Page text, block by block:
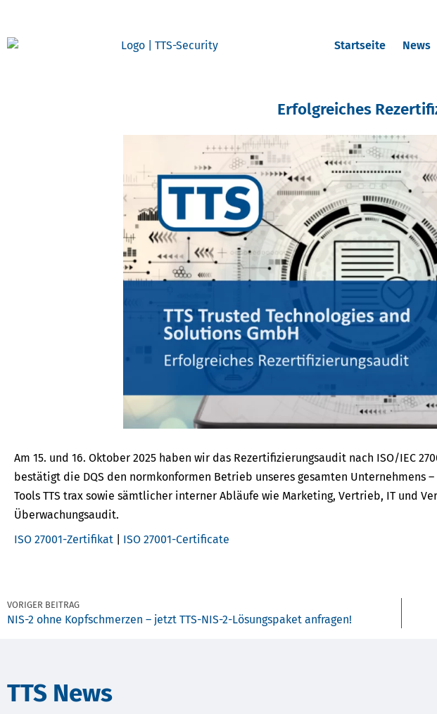
Startseite News
Erfolgreiches
Am 15. und 16. Oktober 2025 haben wir das Rezertifizierungsaudit nach ISO/IEC
bestätigt die DQS den normkonformen Betrieb unseres gesamten Unternehmens
Tools TTS trax sowie sämtlicher interner Abläufe wie Marketing, Vertrieb, IT und
Überwachungsaudit.
ISO 27001-Zertifikat
ISO 27001-Certificate
VORIGER BEITRAG
NIS-2 ohne Kopfschmerzen – jetzt TTS-NIS-2-Lösungspaket anfragen!
TTS News